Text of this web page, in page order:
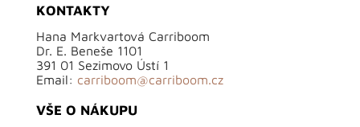
KONTAKTY
Hana Markvartová Carriboom
Dr. E. Beneše 1101
391 01 Sezimovo Ústí 1
Email: carriboom@carriboom.cz
VŠE O NÁKUPU